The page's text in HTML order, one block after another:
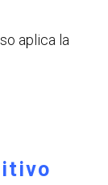
aplica la